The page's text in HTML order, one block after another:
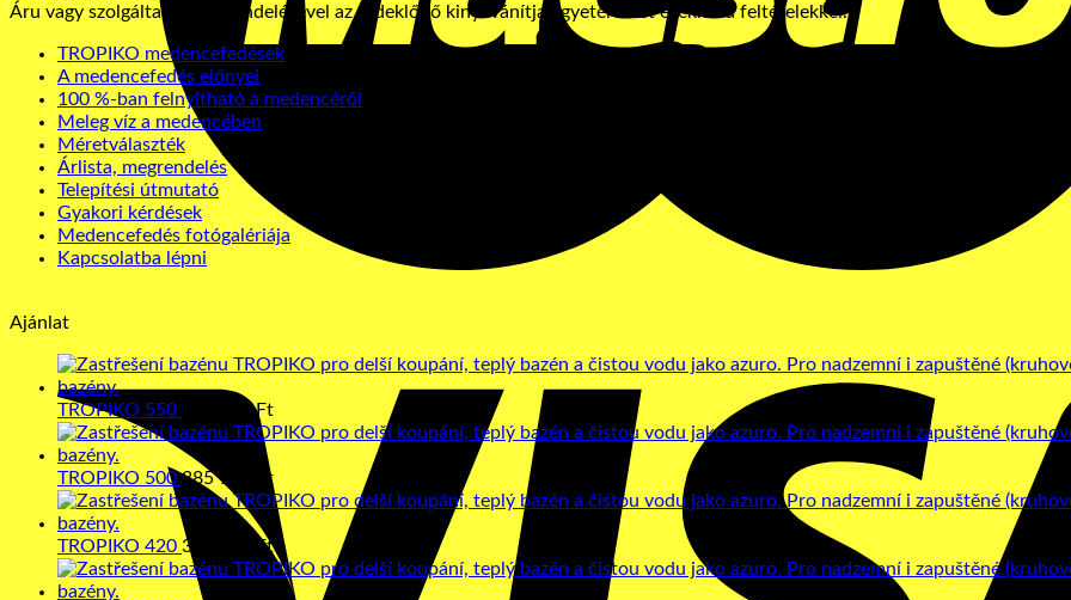
Áru vagy szolgáltatás megrendelésével az érdeklődő kinyilvánítja egyetértését ezekkel a feltételekkel.
TROPIKO medencefedések
A medencefedés előnyei
100 %-ban felnyitható a medencéről
Meleg víz a medencében
Méretválaszték
Árlista, megrendelés
Telepítési útmutató
Gyakori kérdések
Medencefedés fotógalériája
Kapcsolatba lépni
Ajánlat
TROPIKO 550 467 769Ft
TROPIKO 500 385 950 Ft
TROPIKO 420 338 017 Ft